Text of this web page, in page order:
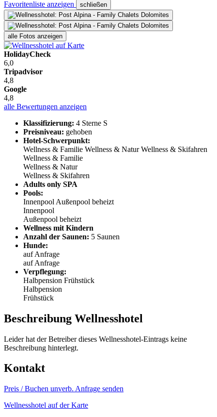
Favoritenliste anzeigen schließen
alle Fotos anzeigen
HolidayCheck
6,0
Tripadvisor
4,8
Google
4,8
alle Bewertungen anzeigen
Klassifizierung: 4 Sterne S
Preisniveau: gehoben
Hotel-Schwerpunkt:
Wellness & Familie Wellness & NaturWellness & Skifahren
Wellness & Familie
Wellness & Natur
Wellness & Skifahren
Adults only SPA
Pools:
Innenpool Außenpool beheizt
Innenpool
Außenpool beheizt
Wellness mit Kindern
Anzahl der Saunen: 5 Saunen
Hunde:
auf Anfrage
auf Anfrage
Verpflegung:
Halbpension Frühstück
Halbpension
Frühstück
Beschreibung Wellnesshotel
Leider hat der Betreiber dieses Wellnesshotel-Eintrags keine
Beschreibung hinterlegt.
Kontakt
Preis / Buchen unverb. Anfrage senden
Wellnesshotel auf der Karte